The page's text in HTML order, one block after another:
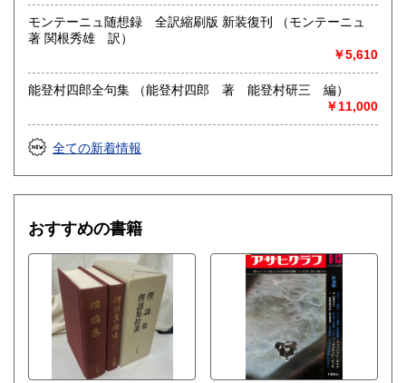
モンテーニュ随想録 全訳縮刷版 新装復刊 （モンテーニュ
著 関根秀雄 訳）
￥5,610
能登村四郎全句集 （能登村四郎 著 能登村研三 編）
￥11,000
全ての新着情報
おすすめの書籍